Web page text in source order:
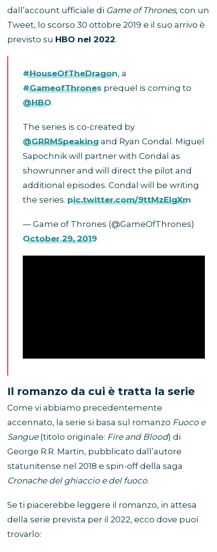
dall’account ufficiale di Game of Thrones, con un
Tweet, lo scorso 30 ottobre 2019 e il suo arrivo è
previsto su HBO nel 2022.
#HouseOfTheDragon, a
#GameofThrones prequel is coming to
@HBO.
The series is co-created by
@GRRMSpeaking and Ryan Condal. Miguel
Sapochnik will partner with Condal as
showrunner and will direct the pilot and
additional episodes. Condal will be writing
the series. pic.twitter.com/9ttMzElgXm
— Game of Thrones (@GameOfThrones)
October 29, 2019
Il romanzo da cui è tratta la serie
Come vi abbiamo precedentemente
accennato, la serie si basa sul romanzo Fuoco e
Sangue(titolo originale: Fire and Blood) di
George R.R. Martin, pubblicato dall’autore
statunitense nel 2018 e spin-off della saga
Cronache del ghiaccio e del fuoco.
Se ti piacerebbe leggere il romanzo, in attesa
della serie prevista per il 2022, ecco dove puoi
trovarlo: